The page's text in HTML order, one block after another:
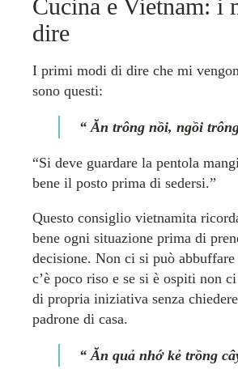
Cucina e Vietnam: i
dire
I primi modi di dire che mi
sono questi:
“ Ăn trông nồi, ngồi
“Si deve guardare la pentola
bene il posto prima di sedersi.”
Questo consiglio vietnamita
bene ogni situazione prima di
decisione. Non ci si può
c’è poco riso e se si è ospiti non
di propria iniziativa senza
padrone di casa.
“ Ăn quả nhớ kẻ trồng